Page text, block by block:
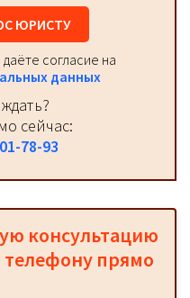
ЮРИСТУ
согласие на
данных
сейчас:
78-93
консультацию
прямо